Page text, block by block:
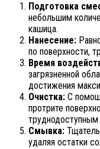
Подготовка
небольшим
кашица.
Нанесение:
по поверхности,
Время
загрязненной
достижения
Очистка: С
протрите
Смывка:
удаляя остатки